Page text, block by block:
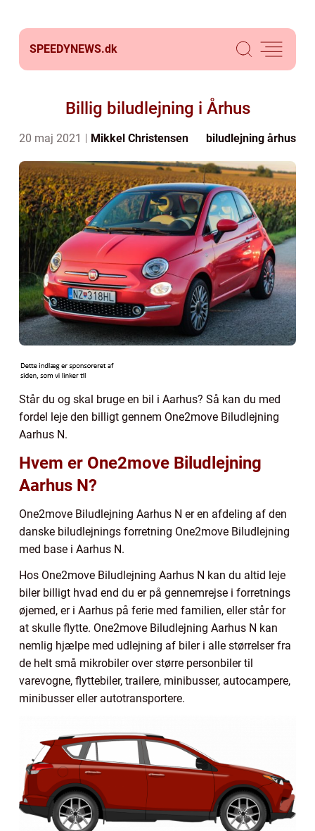
SPEEDYNEWS.dk
Billig biludlejning i Århus
20 maj 2021 Mikkel Christensen biludlejning århus
Står du og skal bruge en bil i Aarhus? Så kan du med
fordel leje den billigt gennem One2move Biludlejning
Aarhus N.
Hvem er One2move Biludlejning
Aarhus N?
One2move Biludlejning Aarhus N er en afdeling af den
danske biludlejnings forretning One2move Biludlejning
med base i Aarhus N.
Hos One2move Biludlejning Aarhus N kan du altid leje
biler billigt hvad end du er på gennemrejse i forretnings
øjemed, er i Aarhus på ferie med familien, eller står for
at skulle flytte. One2move Biludlejning Aarhus N kan
nemlig hjælpe med udlejning af biler i alle størrelser fra
de helt små mikrobiler over større personbiler til
varevogne, flyttebiler, trailere, minibusser, autocampere,
minibusser eller autotransportere.